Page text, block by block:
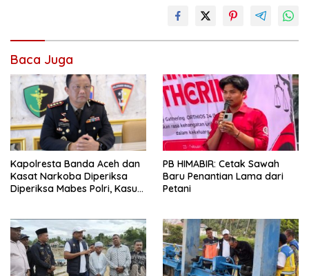
Baca Juga
Kapolresta Banda Aceh dan
Kasat Narkoba Diperiksa
Diperiksa Mabes Polri, Kasus
PB HIMABIR: Cetak Sawah
Baru Penantian Lama dari
Petani